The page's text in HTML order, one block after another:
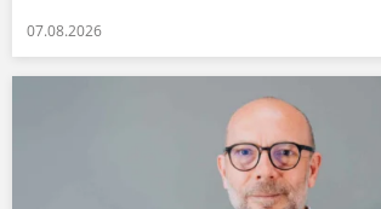
07.08.2026